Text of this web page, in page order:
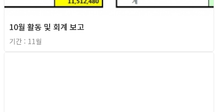
10월 활동 및 회계 보고
기간 : 11월